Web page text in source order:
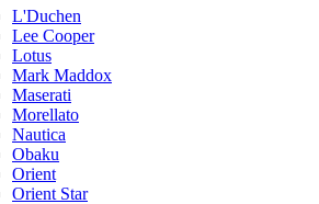
L'Duchen
Lee Cooper
Lotus
Mark Maddox
Maserati
Morellato
Nautica
Obaku
Orient
Orient Star